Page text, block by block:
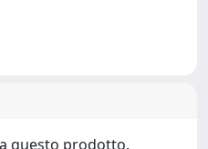
questo prodotto.